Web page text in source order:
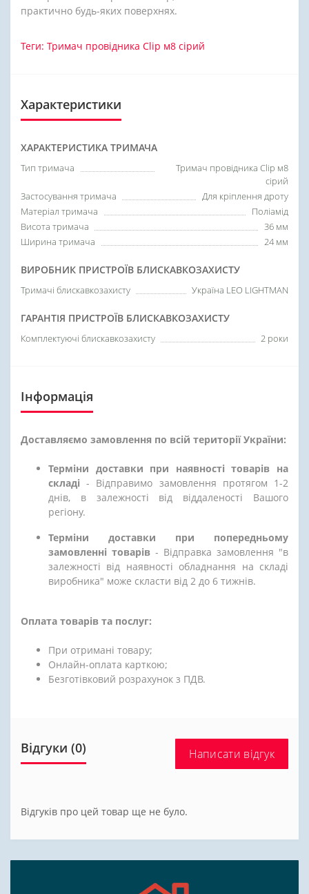
практично будь-яких поверхнях.
Теги: Тримач провідника Сlip м8 сірий
Характеристики
ХАРАКТЕРИСТИКА ТРИМАЧА
Тип тримача
Тримач провідника Сlip м8
сірий
Застосування тримача
Для кріплення дроту
Матеріал тримача
Поліамід
Висота тримача
36 мм
Ширина тримача
24 мм
ВИРОБНИК ПРИСТРОЇВ БЛИСКАВКОЗАХИСТУ
Тримачі блискавкозахисту Україна LEO LIGHTMAN
ГАРАНТІЯ ПРИСТРОЇВ БЛИСКАВКОЗАХИСТУ
Комплектуючі блискавкозахисту 2 роки
Інформація
Доставляємо замовлення по всій території України:
Терміни доставки при наявності товарів на
складі - Відправимо замовлення протягом 1-2
днів, в залежності від віддаленості Вашого
регіону.
Терміни доставки при попередньому
замовленні товарів - Відправка замовлення "в
залежності від наявності обладнання на складі
виробника" може скласти від 2 до 6 тижнів.
Оплата товарів та послуг:
При отримані товару;
Онлайн-оплата карткою;
Безготівковий розрахунок з ПДВ.
Відгуки (0) Написати відгук
Відгуків про цей товар ще не було.